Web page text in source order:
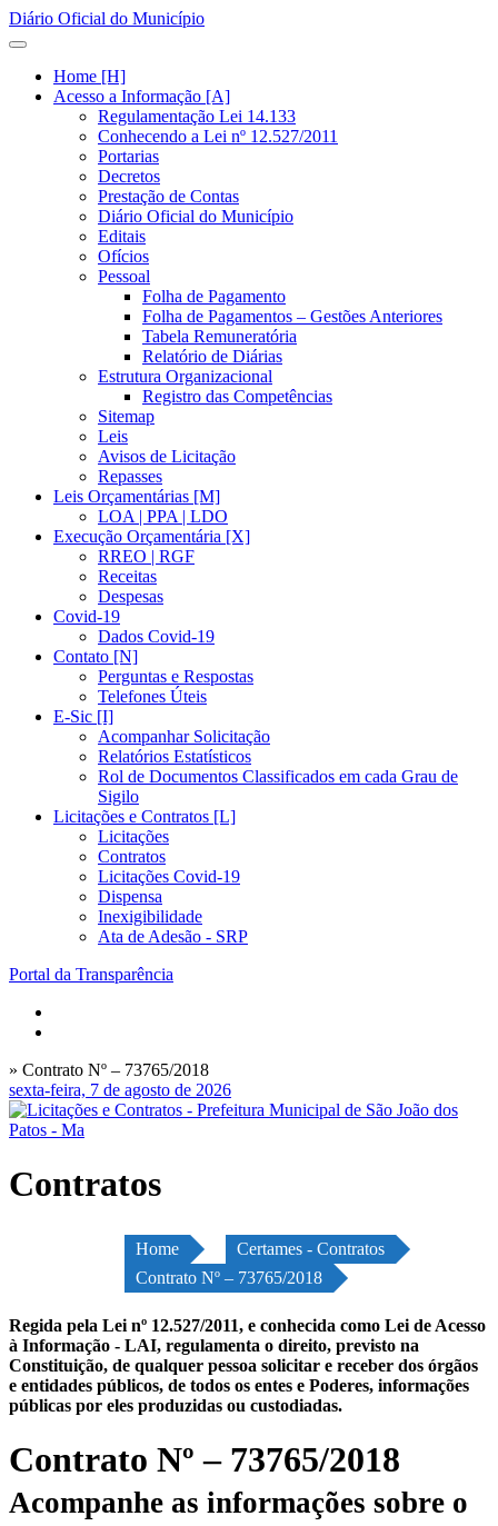
Diário Oficial do Município
Home [H]
Acesso a Informação [A]
Regulamentação Lei 14.133
Conhecendo a Lei nº 12.527/2011
Portarias
Decretos
Prestação de Contas
Diário Oficial do Município
Editais
Ofícios
Pessoal
Folha de Pagamento
Folha de Pagamentos – Gestões Anteriores
Tabela Remuneratória
Relatório de Diárias
Estrutura Organizacional
Registro das Competências
Sitemap
Leis
Avisos de Licitação
Repasses
Leis Orçamentárias [M]
LOA | PPA | LDO
Execução Orçamentária [X]
RREO | RGF
Receitas
Despesas
Covid-19
Dados Covid-19
Contato [N]
Perguntas e Respostas
Telefones Úteis
E-Sic [I]
Acompanhar Solicitação
Relatórios Estatísticos
Rol de Documentos Classificados em cada Grau de
Sigilo
Licitações e Contratos [L]
Licitações
Contratos
Licitações Covid-19
Dispensa
Inexigibilidade
Ata de Adesão - SRP
Portal da Transparência
» Contrato Nº – 73765/2018
sexta-feira, 7 de agosto de 2026
Contratos
Home
Certames - Contratos
Contrato Nº – 73765/2018
Regida pela Lei nº 12.527/2011, e conhecida como Lei de Acesso
à Informação - LAI, regulamenta o direito, previsto na
Constituição, de qualquer pessoa solicitar e receber dos órgãos
e entidades públicos, de todos os entes e Poderes, informações
públicas por eles produzidas ou custodiadas.
Contrato Nº – 73765/2018
Acompanhe as informações sobre o